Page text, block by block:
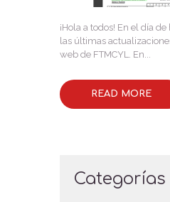
¡Hola a todos! En el día
las últimas
web de FTMCYL. En...
READ MORE
Categorías